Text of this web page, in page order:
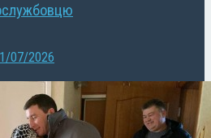
07/2026